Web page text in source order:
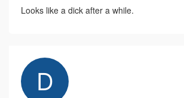
Looks like a dick after a while.